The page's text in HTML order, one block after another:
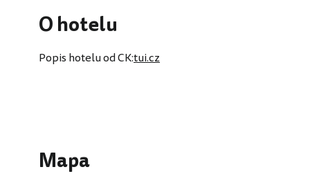
O hotelu
Popis hotelu od CK:tui.cz
Mapa